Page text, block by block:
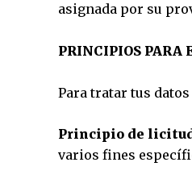
asignada por su
PRINCIPIOS PARA
Para tratar tus
Principio de
varios fines